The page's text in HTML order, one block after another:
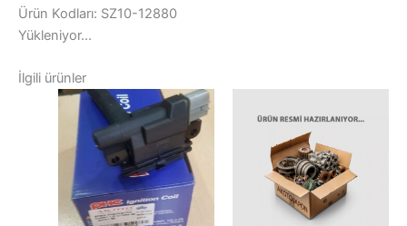
Ürün Kodları: SZ10-12880
Yükleniyor...
İlgili ürünler